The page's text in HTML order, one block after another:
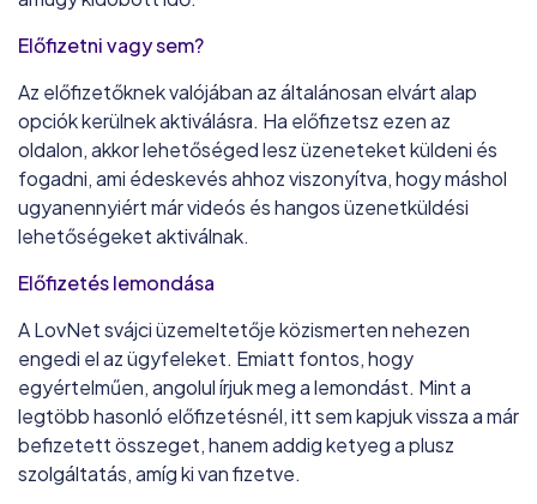
Előfizetni vagy sem?
Az előfizetőknek valójában az általánosan elvárt alap
opciók kerülnek aktiválásra. Ha előfizetsz ezen az
oldalon, akkor lehetőséged lesz üzeneteket küldeni és
fogadni, ami édeskevés ahhoz viszonyítva, hogy máshol
ugyanennyiért már videós és hangos üzenetküldési
lehetőségeket aktiválnak.
Előfizetés lemondása
A LovNet svájci üzemeltetője közismerten nehezen
engedi el az ügyfeleket. Emiatt fontos, hogy
egyértelműen, angolul írjuk meg a lemondást. Mint a
legtöbb hasonló előfizetésnél, itt sem kapjuk vissza a már
befizetett összeget, hanem addig ketyeg a plusz
szolgáltatás, amíg ki van fizetve.